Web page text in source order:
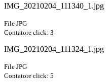
IMG_20210204_111340_1.jpg
File JPG
Contatore click: 3
IMG_20210204_111324_1.jpg
File JPG
Contatore click: 5